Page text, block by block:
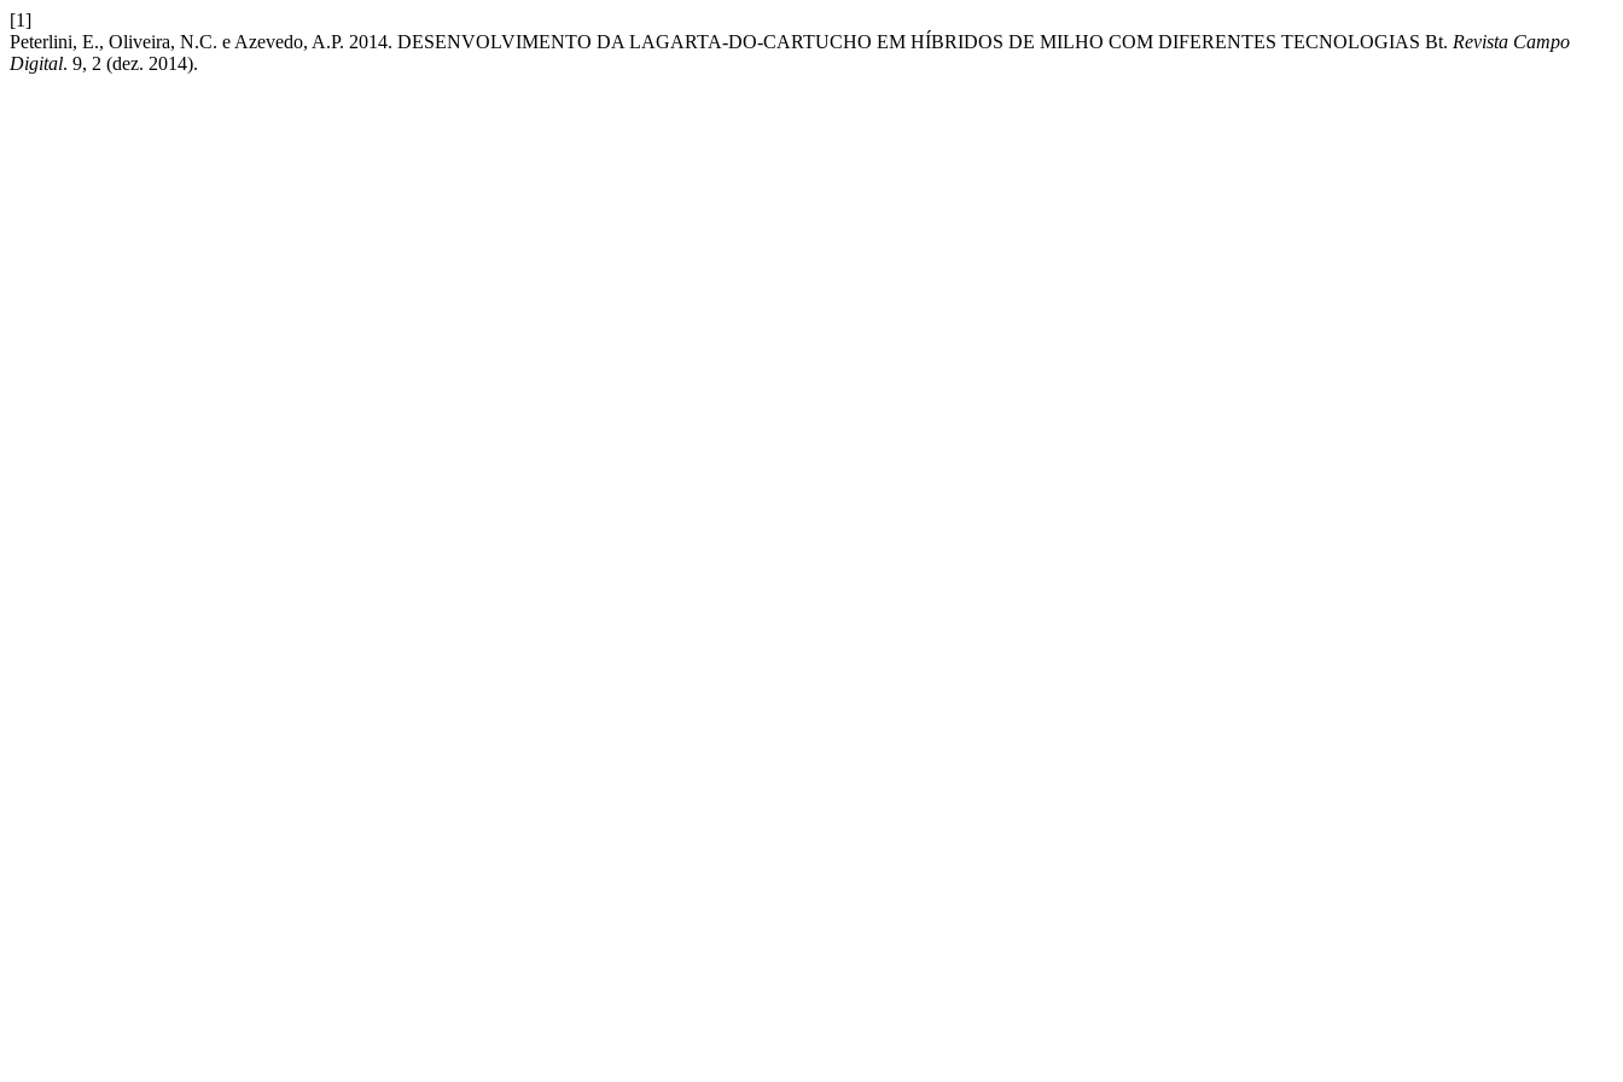
[1]
Peterlini, E., Oliveira, N.C. e Azevedo, A.P. 2014. DESENVOLVIMENTO DA LAGARTA-DO-CARTUCHO EM HÍBRIDOS DE MILHO COM DIFERENTES TECNOLOGIAS Bt. Revista Campo
Digital. 9, 2 (dez. 2014).